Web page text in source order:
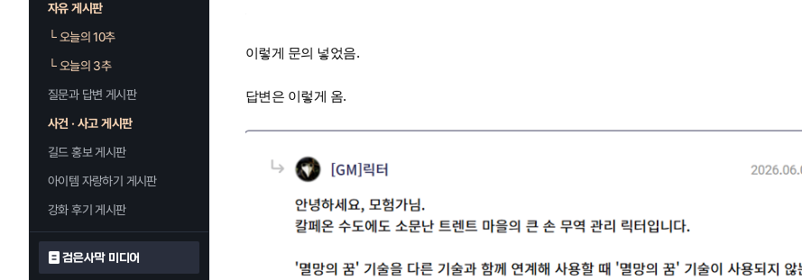
자유 게시판
└오늘의 10추
└오늘의 3추
질문과 답변 게시판
사건 · 사고 게시판
길드 홍보 게시판
아이템 자랑하기 게시판
강화 후기 게시판
검은사막 미디어
이렇게 문의 넣었음.
답변은 이렇게 옴.